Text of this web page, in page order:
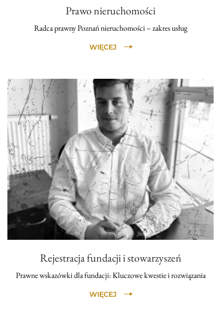
Prawo nieruchomości
Radca prawny Poznań nieruchomości – zakres usług
WIĘCEJ
Rejestracja fundacji i stowarzyszeń
Prawne wskazówki dla fundacji: Kluczowe kwestie i rozwiązania
WIĘCEJ